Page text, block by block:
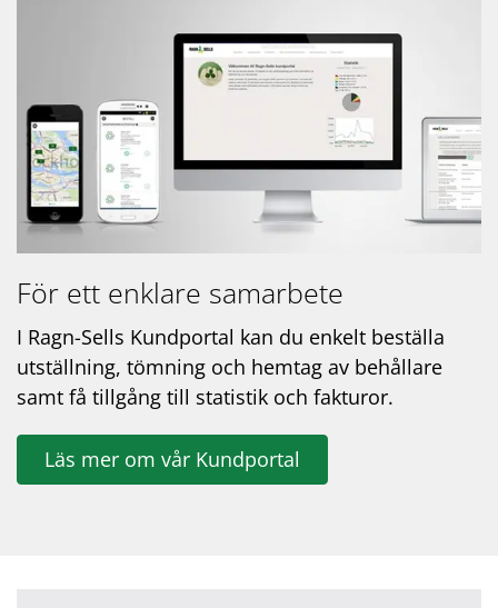
För ett enklare samarbete
I Ragn-Sells Kundportal kan du enkelt beställa
utställning, tömning och hemtag av behållare
samt få tillgång till statistik och fakturor.
Läs mer om vår Kundportal